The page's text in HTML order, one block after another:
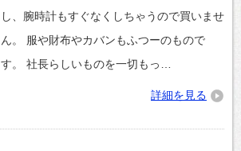
し、腕時計もすぐなくしちゃうので買いませ
ん。 服や財布やカバンもふつーのもので
す。 社長らしいものを一切もっ…
詳細を見る